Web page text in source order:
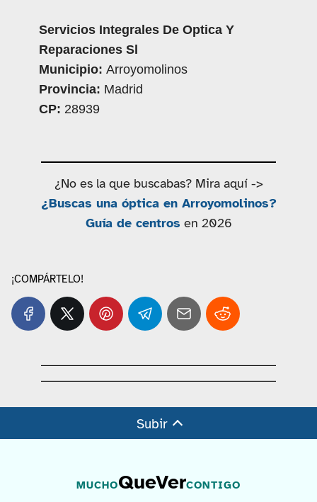
Servicios Integrales De Optica Y
Reparaciones Sl
Municipio: Arroyomolinos
Provincia: Madrid
CP: 28939
¿No es la que buscabas? Mira aquí ->
¿Buscas una óptica en Arroyomolinos?
Guía de centros en 2026
¡COMPÁRTELO!
Subir
MUCHOQueVerCONTIGO